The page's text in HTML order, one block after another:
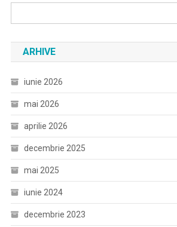
ARHIVE
iunie 2026
mai 2026
aprilie 2026
decembrie 2025
mai 2025
iunie 2024
decembrie 2023